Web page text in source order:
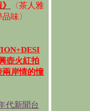
〈茶人雅
味〉
壺火紅拍
岸情的憧
代新聞台